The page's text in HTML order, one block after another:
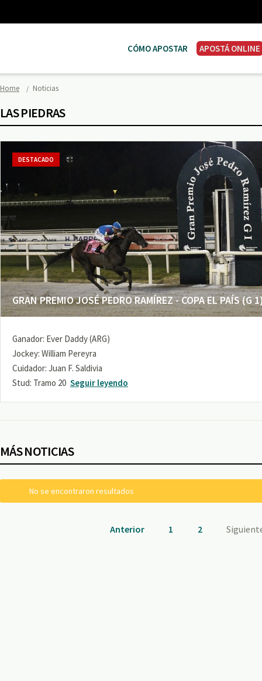
CÓMO APOSTAR APOSTÁ ONLINE
Home Noticias
LAS PIEDRAS
GRAN PREMIO JOSÉ PEDRO RAMÍREZ - COPA EL PAÍS (G
DESTACADO
Ganador: Ever Daddy (ARG)
Jockey: William Pereyra
Cuidador: Juan F. Saldivia
Stud: Tramo 20 Seguir leyendo
MÁS NOTICIAS
No se encontraron resultados
Anterior 1 2